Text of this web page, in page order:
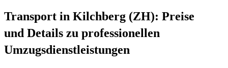
Transport in Kilchberg (ZH): Preise
und Details zu professionellen
Umzugsdienstleistungen